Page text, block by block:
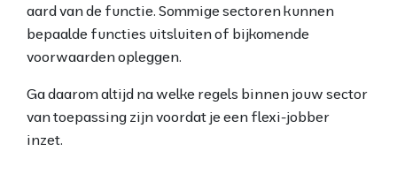
aard van de functie. Sommige sectoren kunnen
bepaalde functies uitsluiten of bijkomende
voorwaarden opleggen.
Ga daarom altijd na welke regels binnen jouw sector
van toepassing zijn voordat je een flexi-jobber
inzet.